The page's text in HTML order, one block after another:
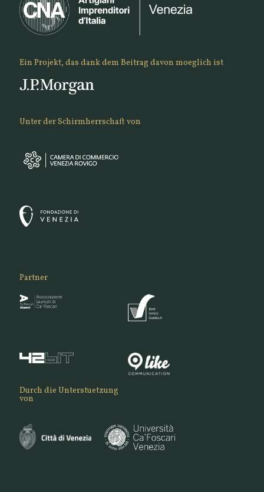
Ein Projekt, das dank dem Beitrag davon moeglich ist
Unter der Schirmherrschaft von
Partner
Durch die Unterstuetzung
von